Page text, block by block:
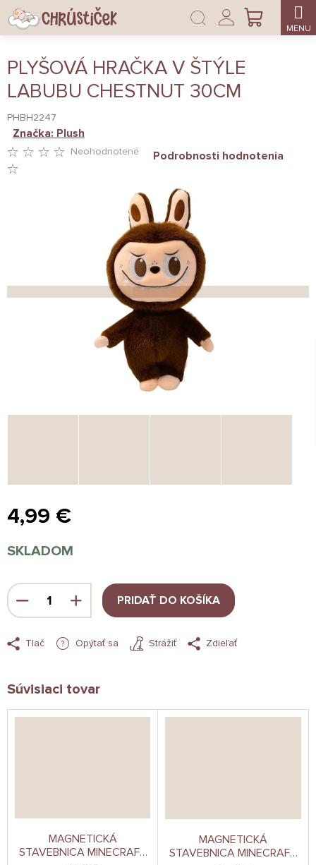
Prejsť
na
obsah
NÁKUPNÝ
Prihlásenie
PLYŠOVÁ HRAČKA V ŠTÝLE
LABUBU CHESTNUT 30CM
PHBH2247
HVIEZDIČIEK.
Neohodnotené Podrobnosti hodnotenia
Značka: Plush
4,99 €
cena:
SKLADOM
PRIDAŤ DO KOŠÍKA
Tlač Opýtať sa Strážiť Zdieľať
Súvisiaci tovar
MAGNETICKÁ
STAVEBNICA MINECRAFT
MAGNETICKÁ
STAVEBNICA MINECRAFT